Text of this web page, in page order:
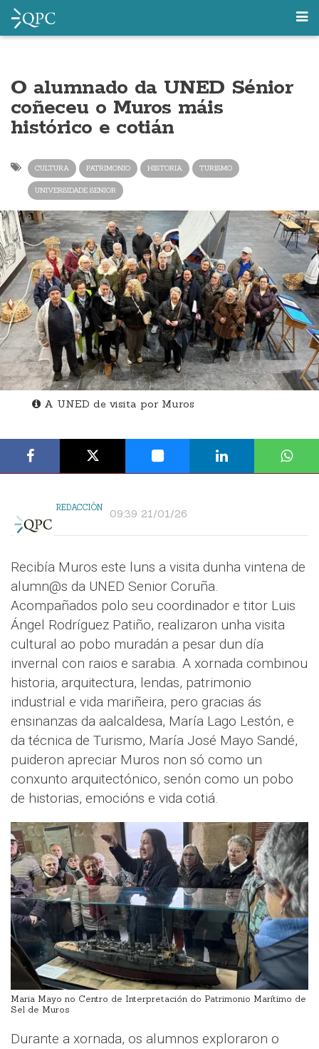
O alumnado da UNED Sénior
coñeceu o Muros máis
histórico e cotián
CULTURA PATRIMONIO HISTORIA TURISMO
UNIVERSIDADE SENIOR
A UNED de visita por Muros
REDACCIÓN 09:39 21/01/26
Recibía Muros este luns a visita dunha vintena de
alumn@s da UNED Senior Coruña.
Acompañados polo seu coordinador e titor Luis
Ángel Rodríguez Patiño, realizaron unha visita
cultural ao pobo muradán a pesar dun día
invernal con raios e sarabia. A xornada combinou
historia, arquitectura, lendas, patrimonio
industrial e vida mariñeira, pero gracias ás
ensinanzas da aalcaldesa, María Lago Lestón, e
da técnica de Turismo, María José Mayo Sandé,
puideron apreciar Muros non só como un
conxunto arquitectónico, senón como un pobo
de historias, emocións e vida cotiá.
Maria Mayo no Centro de Interpretación do Patrimonio Marítimo de
Sel de Muros
Durante a xornada, os alumnos exploraron o